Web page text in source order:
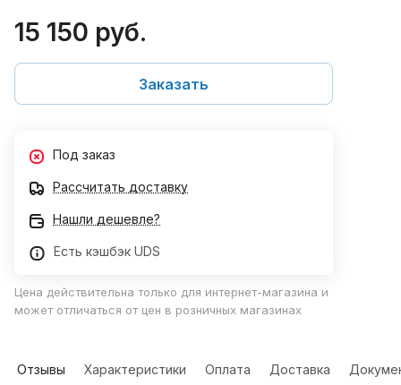
15 150 руб.
Заказать
Под заказ
Рассчитать доставку
Нашли дешевле?
Есть кэшбэк UDS
Цена действительна только для интернет-магазина и
может отличаться от цен в розничных магазинах
Отзывы Характеристики Оплата Доставка